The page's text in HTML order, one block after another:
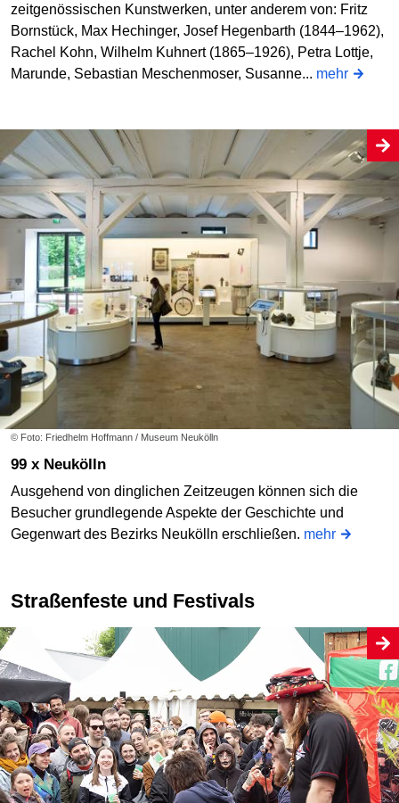
zeitgenössischen Kunstwerken, unter anderem von: Fritz
Bornstück, Max Hechinger, Josef Hegenbarth (1844–1962),
Rachel Kohn, Wilhelm Kuhnert (1865–1926), Petra Lottje,
Marunde, Sebastian Meschenmoser, Susanne... mehr
© Foto: Friedhelm Hoffmann / Museum Neukölln
99 x Neukölln
Ausgehend von dinglichen Zeitzeugen können sich die
Besucher grundlegende Aspekte der Geschichte und
Gegenwart des Bezirks Neukölln erschließen. mehr
Straßenfeste und Festivals